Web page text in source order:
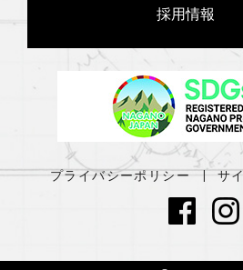
(2)
2023年11月
2023年4月(2)
採用情報
プライバシーポリシー サ